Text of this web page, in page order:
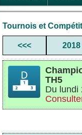
Tournois et
<<< 2018
TH5
Du lundi